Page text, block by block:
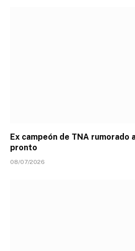
Ex campeón de TNA rumorado
pronto
08/07/2026